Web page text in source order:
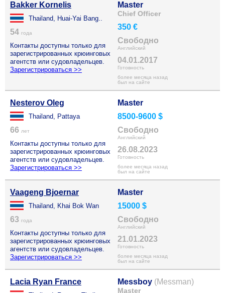
Bakker Kornelis
Thailand, Huai-Yai Bang..
54 года
Контакты доступны только для
зарегистрированных крюинговых
агентств или судовладельцев.
Зарегистрироваться >>
Master
Chief Officer
350 €
Свободно
Английский
04.01.2017
Готовность
более месяца назад
был на сайте
Nesterov Oleg
Thailand, Pattaya
66 лет
Контакты доступны только для
зарегистрированных крюинговых
агентств или судовладельцев.
Зарегистрироваться >>
Master
8500-9600 $
Свободно
Английский
26.08.2023
Готовность
более месяца назад
был на сайте
Vaageng Bjoernar
Thailand, Khai Bok Wan
63 года
Контакты доступны только для
зарегистрированных крюинговых
агентств или судовладельцев.
Зарегистрироваться >>
Master
15000 $
Свободно
Английский
21.01.2023
Готовность
более месяца назад
был на сайте
Lacia Ryan France Messboy (Messman)
Master